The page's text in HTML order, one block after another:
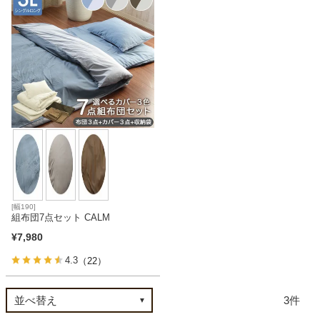
食器棚・キッチン収納
ベッド
収納家具
学習机
ホームオフィス
[幅190]
組布団7点セット CALM
¥7,980
4.3 （22）
3